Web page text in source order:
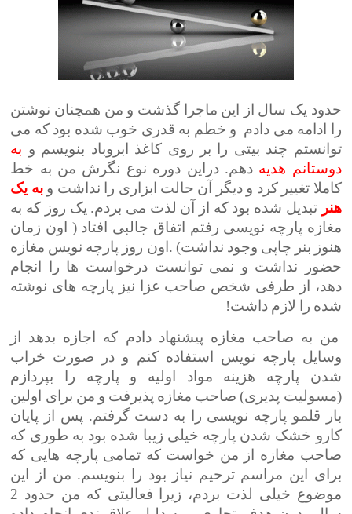
حدود یک سال از این ماجرا گذشت و من همچنان نوشتن
را ادامه می دادم و خطم به قدری خوب شده بود که می
توانستم چند بیتی را بر روی کاغذ ابروباد بنویسم و به
دوستانم هدیه دهم. دراین دوره نوع نگرش من به خط
کاملا تغییر کرد و دیگر آن حالت ابزاری را نداشت وبه یک
هنر تبدیل شده بود که از آن لذت می بردم. یک روز که به
مغازه پارچه نویسی رفتم اتفاق جالبی افتاد ( اون زمان
هنوز بنر چاپی وجود نداشت) .اون روز پارچه نویس مغازه
حضور نداشت و نمی توانست درخواست ها را انجام
دهد، از طرفی شخص صاحب عزا نیز پارچه های نوشته
شده را لازم داشت!
من به صاحب مغازه پیشنهاد دادم که اجازه بدهد از
وسایل پارچه نویس استفاده کنم و در صورت خراب
شدن پارچه هزینه مواد اولیه و پارچه را بپردازم
(مسولیت پدیری) صاحب مغازه پذیرفت و من برای اولین
بار قلمو پارچه نویسی را به دست گرفتم. پس از پایان
کارو خشک شدن پارچه خیلی زیبا شده بود به طوری که
صاحب مغازه از من خواست که تمامی پارچه هایی که
برای این مراسم ترحیم نیاز بود را بنویسم. من از این
موضوع خیلی لذت بردم، زیرا فعالیتی که من حدود 2